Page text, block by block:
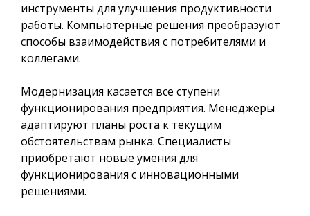
инструменты для улучшения продуктивности
работы. Компьютерные решения преобразуют
способы взаимодействия с потребителями и
коллегами.
Модернизация касается все ступени
функционирования предприятия. Менеджеры
адаптируют планы роста к текущим
обстоятельствам рынка. Специалисты
приобретают новые умения для
функционирования с инновационными
решениями.